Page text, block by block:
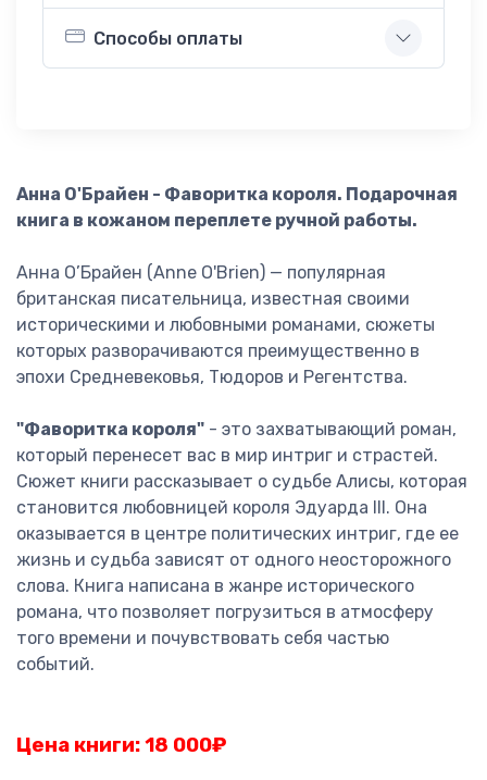
Способы оплаты
Анна О'Брайен - Фаворитка короля. Подарочная
книга в кожаном переплете ручной работы.
Анна О’Брайен (Anne O'Brien) — популярная
британская писательница, известная своими
историческими и любовными романами, сюжеты
которых разворачиваются преимущественно в
эпохи Средневековья, Тюдоров и Регентства.
"Фаворитка короля" - это захватывающий роман,
который перенесет вас в мир интриг и страстей.
Сюжет книги рассказывает о судьбе Алисы, которая
становится любовницей короля Эдуарда III. Она
оказывается в центре политических интриг, где ее
жизнь и судьба зависят от одного неосторожного
слова. Книга написана в жанре исторического
романа, что позволяет погрузиться в атмосферу
того времени и почувствовать себя частью
событий.
Цена книги: 18 000₽